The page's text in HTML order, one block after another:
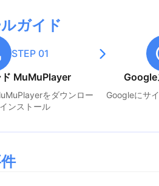
ガイド
STEP 01
MuMuPlayer
をダウンロー
ンストール
Google
Googleにサ